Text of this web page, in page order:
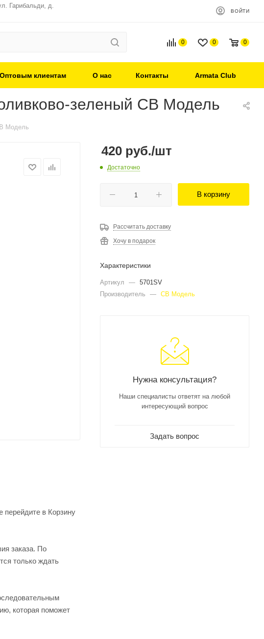
Гарибальди, д.
ВОЙТИ
0 0 0
Оптовым клиентам О нас Контакты Armata Club
зеленый СВ Модель
Модель
перейдите в Корзину
заказа. По
только ждать
которая поможет
420 руб./шт
Достаточно
В корзину
Рассчитать доставку
Хочу в подарок
Характеристики
Артикул — 5701SV
Производитель
— СВ Модель
Нужна консультация?
Наши специалисты ответят на любой
интересующий вопрос
Задать вопрос